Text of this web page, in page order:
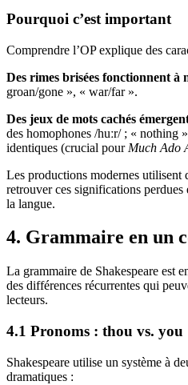
Pourquoi c’est important
Comprendre l’OP explique des
Des rimes brisées fonctionnent à
groan/gone », « war/far ».
Des jeux de mots cachés
des homophones /huːr/ ; « nothing
identiques (crucial pour Much Ado
Les productions modernes utilisent
retrouver ces significations
la langue.
4. Grammaire en un
La grammaire de Shakespeare est
des différences récurrentes qui
lecteurs.
4.1 Pronoms : thou vs. you
Shakespeare utilise un système à
dramatiques :